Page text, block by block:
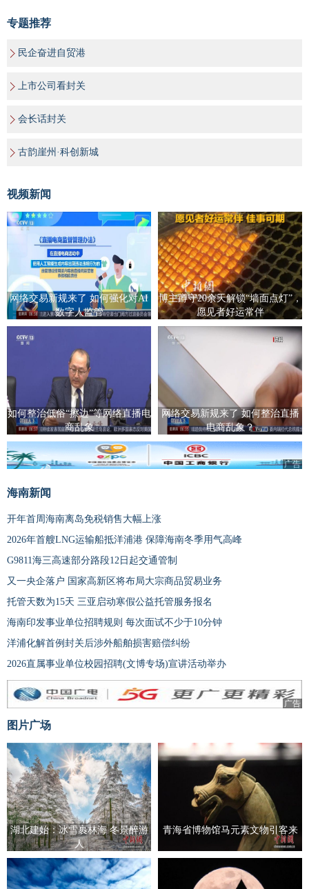
专题推荐
民企奋进自贸港
上市公司看封关
会长话封关
古韵崖州·科创新城
视频新闻
网络交易新规来了 如何强化对AI
数字人监管
博主蹲守20余天解锁“墙面点灯”，
愿见者好运常伴
如何整治低俗“擦边”等网络直播电
商乱象
网络交易新规来了 如何整治直播
电商乱象？
广告
海南新闻
开年首周海南离岛免税销售大幅上涨
2026年首艘LNG运输船抵洋浦港 保障海南冬季用气高峰
G9811海三高速部分路段12日起交通管制
又一央企落户 国家高新区将布局大宗商品贸易业务
托管天数为15天 三亚启动寒假公益托管服务报名
海南印发事业单位招聘规则 每次面试不少于10分钟
洋浦化解首例封关后涉外船舶损害赔偿纠纷
2026直属事业单位校园招聘(文博专场)宣讲活动举办
广告
图片广场
湖北建始：冰雪裹林海 冬景醉游
人
青海省博物馆马元素文物引客来